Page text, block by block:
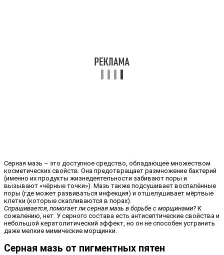
Серная мазь – это доступное средство, обладающее множеством
косметических свойств. Она предотвращает размножение бактерий
(именно их продукты жизнедеятельности забивают поры и
вызывают «чёрные точки»). Мазь также подсушивает воспалённые
поры (где может развиваться инфекция) и отшелушивает мёртвые
клетки (которые скапливаются в порах).
Спрашивается, помогает ли серная мазь в борьбе с морщинами? К
сожалению, нет. У серного состава есть антисептические свойства и
небольшой кератолитический эффект, но он не способен устранить
даже мелкие мимические морщинки.
Серная мазь от пигментных пятен